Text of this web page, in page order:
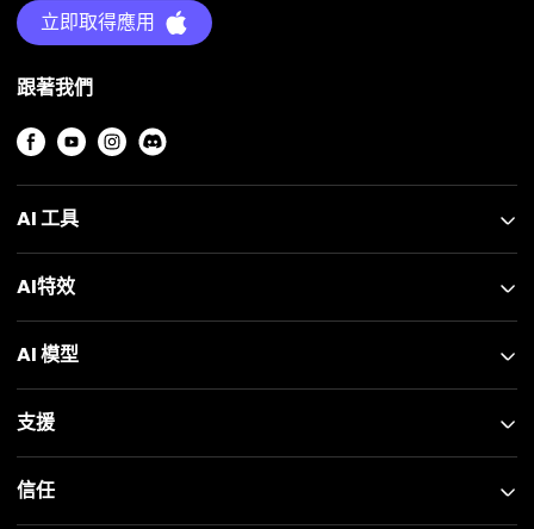
立即取得應用
跟著我們
AI 工具
AI特效
AI 模型
支援
信任